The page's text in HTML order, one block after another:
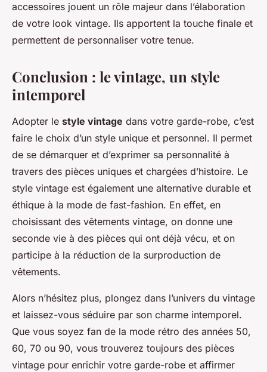
accessoires jouent un rôle majeur dans l’élaboration
de votre look vintage. Ils apportent la touche finale et
permettent de personnaliser votre tenue.
Conclusion : le vintage, un style
intemporel
Adopter le style vintage dans votre garde-robe, c’est
faire le choix d’un style unique et personnel. Il permet
de se démarquer et d’exprimer sa personnalité à
travers des pièces uniques et chargées d’histoire. Le
style vintage est également une alternative durable et
éthique à la mode de fast-fashion. En effet, en
choisissant des vêtements vintage, on donne une
seconde vie à des pièces qui ont déjà vécu, et on
participe à la réduction de la surproduction de
vêtements.
Alors n’hésitez plus, plongez dans l’univers du vintage
et laissez-vous séduire par son charme intemporel.
Que vous soyez fan de la mode rétro des années 50,
60, 70 ou 90, vous trouverez toujours des pièces
vintage pour enrichir votre garde-robe et affirmer